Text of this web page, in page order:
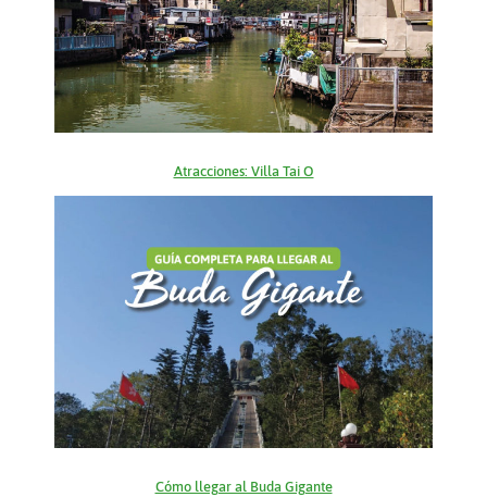
Atracciones: Villa Tai O
Cómo llegar al Buda Gigante